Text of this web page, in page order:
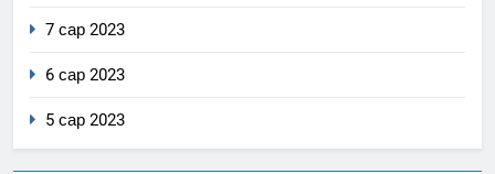
7 сар 2023
6 сар 2023
5 сар 2023